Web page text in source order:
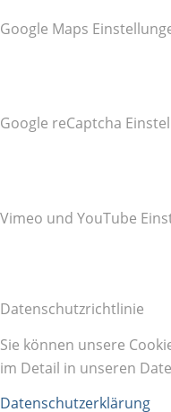
Google Maps
Google reCaptcha
Vimeo und YouTube
Datenschutzrichtlinie
Sie können unsere
im Detail in unseren
Datenschutzerklärung